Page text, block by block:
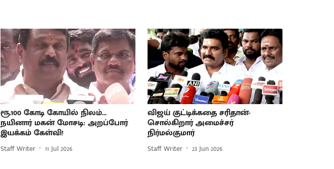
ரூ.100 கோடி கோயில் நிலம்...
நயினார் மகன் மோசடி: அறப்போர்
இயக்கம் கேள்வி!
Staff Writer 11 Jul 2026
விஜய் குட்டிக்கதை சரிதான்-
சொல்கிறார் அமைச்சர்
நிர்மல்குமார்
Staff Writer 23 Jun 2026